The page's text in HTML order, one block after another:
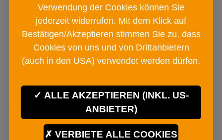
€ 290
IN DEN
Verwendung der Cookies können Sie
jederzeit widerrufen. Mit dem Klick auf
Bestätigen/Akzeptieren stimmen Sie zu, dass
Cookies von uns und von Drittanbietern
(auch in den USA) verwendet werden dürfen.
ALLE AKZEPTIEREN (INKL. US-
ANBIETER)
VERBIETE ALLE COOKIES